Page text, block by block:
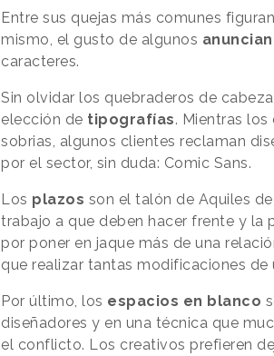
Entre sus quejas más comunes
mismo, el gusto de algunos
caracteres.
Sin olvidar los quebraderos de
elección de tipografías. Mientras
sobrias, algunos clientes reclaman
por el sector, sin duda: Comic Sans.
Los plazos son el talón de Aquiles
trabajo a que deben hacer frente y la
por poner en jaque más de una
que realizar tantas modificaciones
Por último, los espacios en blanco
diseñadores y en una técnica que
el conflicto. Los creativos prefieren